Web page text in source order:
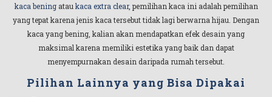
kaca beningatau kaca extra clear, pemilihan kaca ini adalah pemilihan
yang tepat karena jenis kaca tersebut tidak lagi berwarna hijau. Dengan
kaca yang bening, kalian akan mendapatkan efek desain yang
maksimal karena memiliki estetika yang baik dan dapat
menyempurnakan desain daripada rumah tersebut.
Pilihan Lainnya yang Bisa Dipakai